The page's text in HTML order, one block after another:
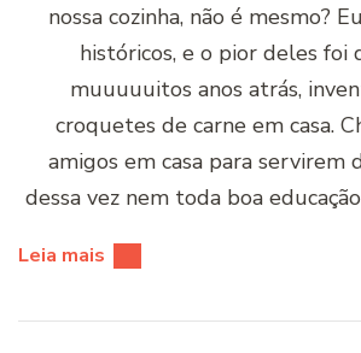
nossa cozinha, não é mesmo?
históricos, e o pior deles foi
muuuuuitos anos atrás,
croquetes de carne em casa.
amigos em casa para servirem
dessa vez nem toda boa
Leia mais